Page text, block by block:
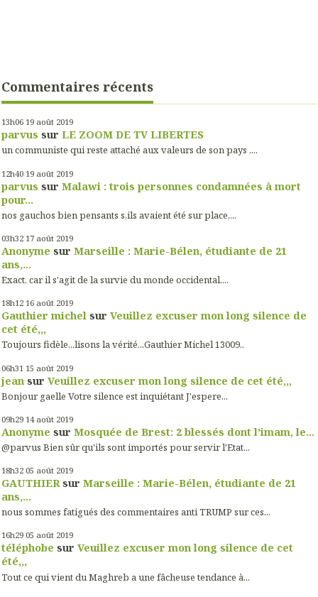
Commentaires récents
13h06 19 août 2019
parvus sur LE ZOOM DE TV LIBERTES
un communiste qui reste attaché aux valeurs de son pays ,...
12h40 19 août 2019
parvus sur Malawi : trois personnes condamnées à mort
pour...
nos gauchos bien pensants s,ils avaient été sur place,...
03h32 17 août 2019
Anonyme sur Marseille : Marie-Bélen, étudiante de 21
ans,...
Exact, car il s'agit de la survie du monde occidental....
18h12 16 août 2019
Gauthier michel sur Veuillez excuser mon long silence de
cet été,,,
Toujours fidèle...lisons la vérité...Gauthier Michel 13009..
06h31 15 août 2019
jean sur Veuillez excuser mon long silence de cet été,,,
Bonjour gaelle Votre silence est inquiétant J'espere...
09h29 14 août 2019
Anonyme sur Mosquée de Brest: 2 blessés dont l'imam, le...
@parvus Bien sûr qu'ils sont importés pour servir l'Etat...
18h32 05 août 2019
GAUTHIERsur Marseille : Marie-Bélen, étudiante de 21
ans,...
nous sommes fatigués des commentaires anti TRUMP sur ces...
16h29 05 août 2019
téléphobe sur Veuillez excuser mon long silence de cet
été,,,
Tout ce qui vient du Maghreb a une fâcheuse tendance à...